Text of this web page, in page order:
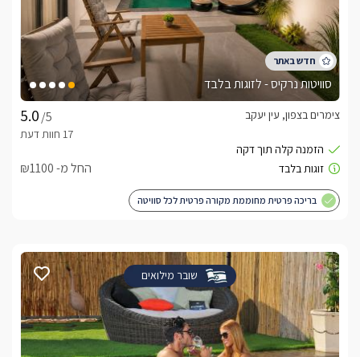
סוויטות נרקיס - לזוגות בלבד
/5
צימרים בצפון, עין יעקב
החל מ- ₪1100
בריכה פרטית מחוממת מקורה פרטית לכל סוויטה
שובר מילואים